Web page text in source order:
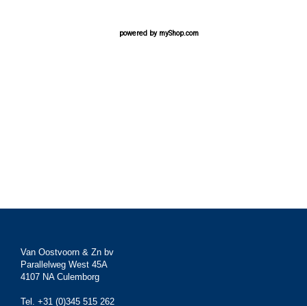
powered by myShop.com
Van Oostvoorn & Zn bv
Parallelweg West 45A
4107 NA Culemborg
Tel. +31 (0)345 515 262